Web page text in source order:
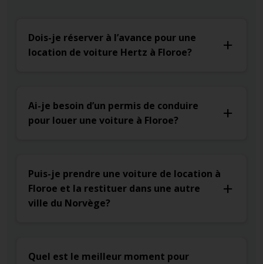
Dois-je réserver à l’avance pour une
location de voiture Hertz à Floroe?
Ai-je besoin d’un permis de conduire
pour louer une voiture à Floroe?
Puis-je prendre une voiture de location à
Floroe et la restituer dans une autre
ville du Norvège?
Quel est le meilleur moment pour